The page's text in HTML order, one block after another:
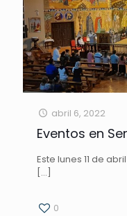
abril 6, 2022
Eventos en
Este lunes 11 de
[…]
0